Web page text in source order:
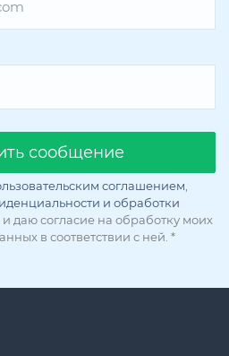
сообщение
соглашением
и обработки
и даю согласие на обработку моих
в соответствии с ней. *